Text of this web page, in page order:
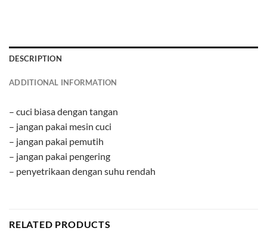
DESCRIPTION
ADDITIONAL INFORMATION
– cuci biasa dengan tangan
– jangan pakai mesin cuci
– jangan pakai pemutih
– jangan pakai pengering
– penyetrikaan dengan suhu rendah
RELATED PRODUCTS